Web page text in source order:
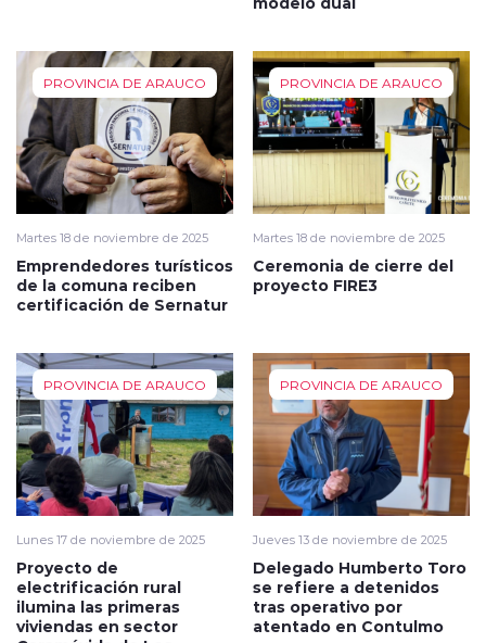
PROVINCIA DE ARAUCO
Martes 18 de noviembre de 2025
Emprendedores turísticos
de la comuna reciben
certificación de Sernatur
PROVINCIA DE ARAUCO
Martes 18 de noviembre de 2025
Ceremonia de cierre del
proyecto FIRE3
PROVINCIA DE ARAUCO
Lunes 17 de noviembre de 2025
Proyecto de
electrificación rural
ilumina las primeras
viviendas en sector
PROVINCIA DE ARAUCO
Jueves 13 de noviembre de 2025
Delegado Humberto Toro
se refiere a detenidos
tras operativo por
atentado en Contulmo